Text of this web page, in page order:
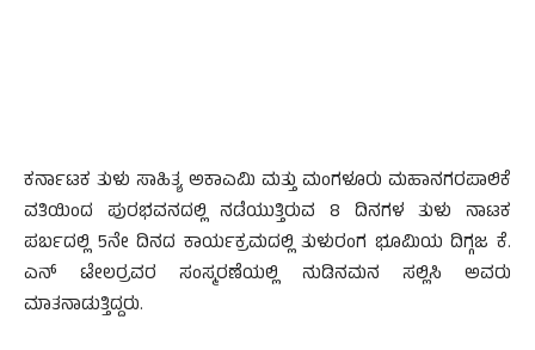
ಕರ್ನಾಟಕ ತುಳು ಸಾಹಿತ್ಯ ಅಕಾಎಮಿ ಮತ್ತು ಮಂಗಳೂರು ಮಹಾನಗರಪಾಲಿಕೆ
ವತಿಯಿಂದ ಪುರಭವನದಲ್ಲಿ ನಡೆಯುತ್ತಿರುವ 8 ದಿನಗಳ ತುಳು ನಾಟಕ
ಪರ್ಬದಲ್ಲಿ 5ನೇ ದಿನದ ಕಾರ್ಯಕ್ರಮದಲ್ಲಿ ತುಳುರಂಗ ಭೂಮಿಯ ದಿಗ್ಗಜ ಕೆ.
ಎನ್ ಟೇಲರ್‍ರವರ ಸಂಸ್ಮರಣೆಯಲ್ಲಿ ನುಡಿನಮನ ಸಲ್ಲಿಸಿ ಅವರು
ಮಾತನಾಡುತ್ತಿದ್ದರು.